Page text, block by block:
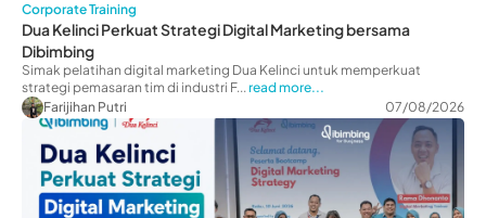
Corporate Training
Dua Kelinci Perkuat Strategi Digital Marketing bersama
Dibimbing
Simak pelatihan digital marketing Dua Kelinci untuk memperkuat
strategi pemasaran tim di industri F...read more...
Farijihan Putri
07/08/2026